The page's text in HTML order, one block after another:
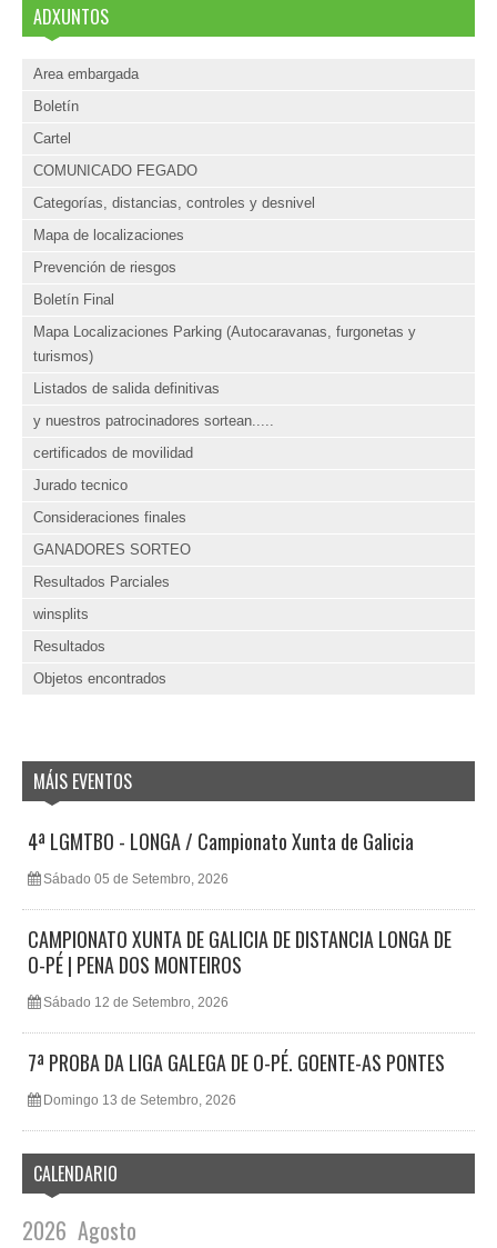
ADXUNTOS
Area embargada
Boletín
Cartel
COMUNICADO FEGADO
Categorías, distancias, controles y desnivel
Mapa de localizaciones
Prevención de riesgos
Boletín Final
Mapa Localizaciones Parking (Autocaravanas, furgonetas y
turismos)
Listados de salida definitivas
y nuestros patrocinadores sortean.....
certificados de movilidad
Jurado tecnico
Consideraciones finales
GANADORES SORTEO
Resultados Parciales
winsplits
Resultados
Objetos encontrados
MÁIS EVENTOS
4ª LGMTBO - LONGA / Campionato Xunta de Galicia
Sábado 05 de Setembro, 2026
CAMPIONATO XUNTA DE GALICIA DE DISTANCIA LONGA DE
O-PÉ | PENA DOS MONTEIROS
Sábado 12 de Setembro, 2026
7ª PROBA DA LIGA GALEGA DE O-PÉ. GOENTE-AS PONTES
Domingo 13 de Setembro, 2026
CALENDARIO
2026 Agosto